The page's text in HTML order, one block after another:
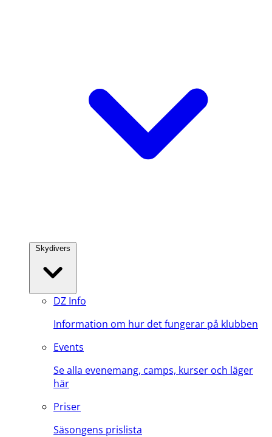
Skydivers
DZ Info
Information om hur det fungerar på klubben
Events
Se alla evenemang, camps, kurser och läger
här
Priser
Säsongens prislista